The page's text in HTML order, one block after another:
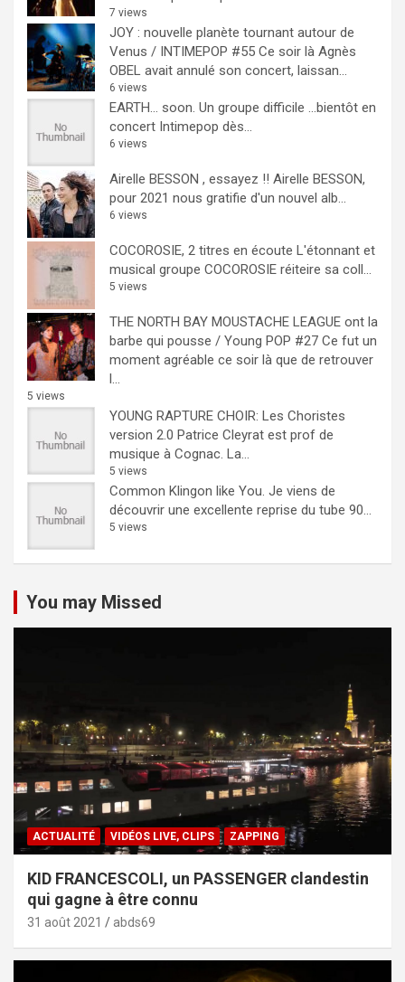
7 views
JOY : nouvelle planète tournant autour de
Venus / INTIMEPOP #55 Ce soir là Agnès
OBEL avait annulé son concert, laissan...
6 views
EARTH… soon. Un groupe difficile ...bientôt en
concert Intimepop dès...
6 views
Airelle BESSON , essayez !! Airelle BESSON,
pour 2021 nous gratifie d'un nouvel alb...
6 views
COCOROSIE, 2 titres en écoute L'étonnant et
musical groupe COCOROSIE réiteire sa coll...
5 views
THE NORTH BAY MOUSTACHE LEAGUE ont la
barbe qui pousse / Young POP #27 Ce fut un
moment agréable ce soir là que de retrouver
l...
5 views
YOUNG RAPTURE CHOIR: Les Choristes
version 2.0 Patrice Cleyrat est prof de
musique à Cognac. La...
5 views
Common Klingon like You. Je viens de
découvrir une excellente reprise du tube 90...
5 views
You may Missed
ACTUALITÉ VIDÉOS LIVE, CLIPS ZAPPING
KID FRANCESCOLI, un PASSENGER clandestin
qui gagne à être connu
31 août 2021 abds69